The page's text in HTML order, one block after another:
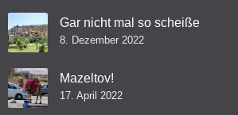
Gar nicht mal so scheiße
8. Dezember 2022
Mazeltov!
17. April 2022